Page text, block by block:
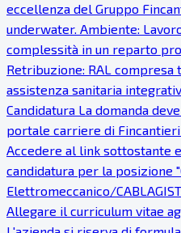
eccellenza del Gruppo
underwater. Ambiente:
complessità in un reparto
Retribuzione: RAL compresa
assistenza sanitaria
Candidatura La domanda
portale carriere di
Accedere al link sottostante
candidatura per la posizione
Elettromeccanico/
Allegare il curriculum vitae